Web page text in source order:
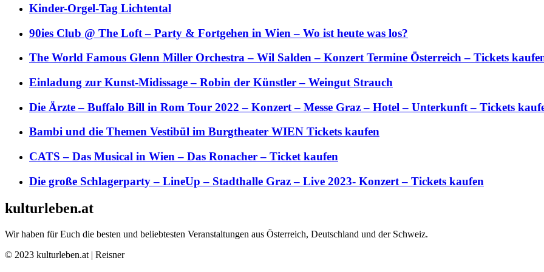
Kinder-Orgel-Tag Lichtental
90ies Club @ The Loft – Party & Fortgehen in Wien – Wo ist heute was los?
The World Famous Glenn Miller Orchestra – Wil Salden – Konzert Termine Österreich – Tickets
Einladung zur Kunst-Midissage – Robin der Künstler – Weingut Strauch
Die Ärzte – Buffalo Bill in Rom Tour 2022 – Konzert – Messe Graz – Hotel – Unterkunft – Tickets
Bambi und die Themen Vestibül im Burgtheater WIEN Tickets kaufen
CATS – Das Musical in Wien – Das Ronacher – Ticket kaufen
Die große Schlagerparty – LineUp – Stadthalle Graz – Live 2023- Konzert – Tickets kaufen
kulturleben.at
Wir haben für Euch die besten und beliebtesten Veranstaltungen aus Österreich, Deutschland und der Schweiz.
© 2023 kulturleben.at | Reisner